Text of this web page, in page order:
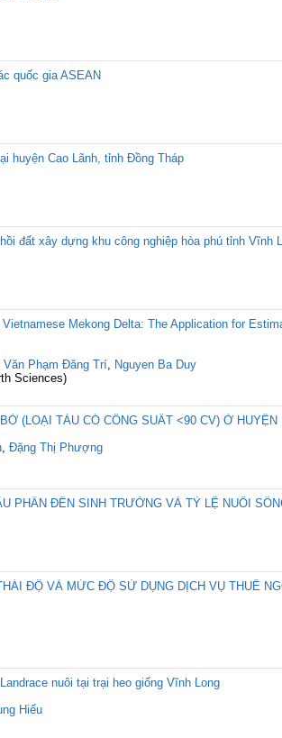
quốc gia ASEAN
huyện Cao Lãnh, tỉnh Đồng Tháp
đất xây dựng khu công nghiệp hòa phú tỉnh Vĩnh
Mekong Delta: The Application for
Văn Phạm Đăng Trí, Nguyen Ba Duy
Sciences)
(LOẠI TÀU CÓ CÔNG SUẤT <90 CV) Ở
, Đặng Thị Phượng
PHẦN ĐẾN SINH TRƯỞNG VÀ TỶ LỆ NUÔI
ĐỘ VÀ MỨC ĐỘ SỬ DỤNG DỊCH VỤ THUÊ
nuôi tại trại heo giống Vĩnh Long
Hiếu